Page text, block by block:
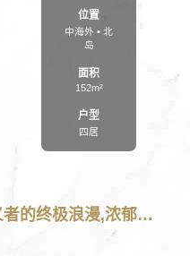
位置
中海外 • 北
岛
面积
152m²
户型
四居
152㎡美式复古：极繁主义者的终极浪漫,浓郁热烈
户
10秒获取